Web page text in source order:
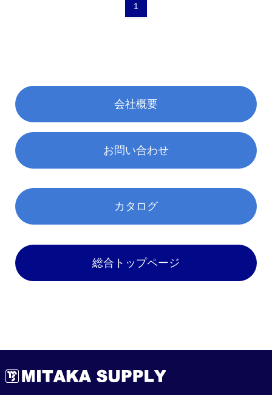
1
会社概要
お問い合わせ
カタログ
総合トップページ